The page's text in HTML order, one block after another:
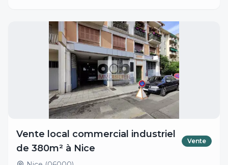
Vente local commercial industriel
de 380m² à Nice
Vente